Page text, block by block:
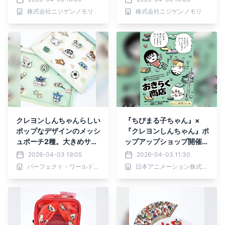
「GRAND CHARIOT 北斗
七星135°」 クレヨンしん
ベルティ 4月18日(土)よ
り配布開始！
株式会社ニジゲンノモリ
リ” キャンペーン』
株式会社ニジゲンノモリ
クレヨンしんちゃんらしい
ポップなデザインのメッシ
ュポーチ2種。大きめサイ
ズで使い勝手抜群。お出か
けや旅行にぜひ！
2026-04-03 19:05
パーフェクト・ワールド株式会社
『ちびまる子ちゃん』×
『クレヨンしんちゃん』ポ
ップアップショップ開催決
定！2026-04-03 11:30
日本アニメーション株式会社